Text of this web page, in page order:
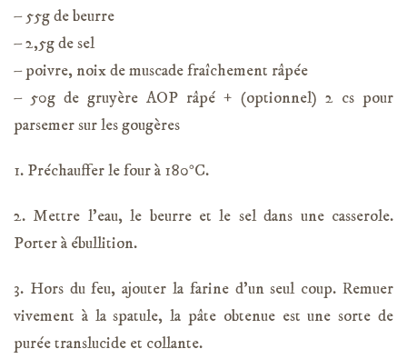
– 55g de beurre
– 2,5g de sel
– poivre, noix de muscade fraîchement râpée
– 50g de gruyère AOP râpé + (optionnel) 2 cs pour
parsemer sur les gougères
1. Préchauffer le four à 180°C.
2. Mettre l’eau, le beurre et le sel dans une casserole.
Porter à ébullition.
3. Hors du feu, ajouter la farine d’un seul coup. Remuer
vivement à la spatule, la pâte obtenue est une sorte de
purée translucide et collante.